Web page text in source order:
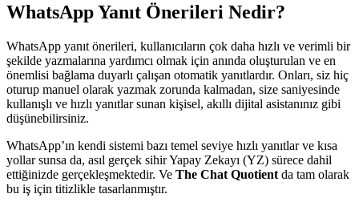
WhatsApp Yanıt Önerileri Nedir?
WhatsApp yanıt önerileri, kullanıcıların çok daha hızlı ve verimli bir
şekilde yazmalarına yardımcı olmak için anında oluşturulan ve en
önemlisi bağlama duyarlı çalışan otomatik yanıtlardır. Onları, siz hiç
oturup manuel olarak yazmak zorunda kalmadan, size saniyesinde
kullanışlı ve hızlı yanıtlar sunan kişisel, akıllı dijital asistanınız gibi
düşünebilirsiniz.
WhatsApp’ın kendi sistemi bazı temel seviye hızlı yanıtlar ve kısa
yollar sunsa da, asıl gerçek sihir Yapay Zekayı (YZ) sürece dahil
ettiğinizde gerçekleşmektedir. Ve The Chat Quotient da tam olarak
bu iş için titizlikle tasarlanmıştır.